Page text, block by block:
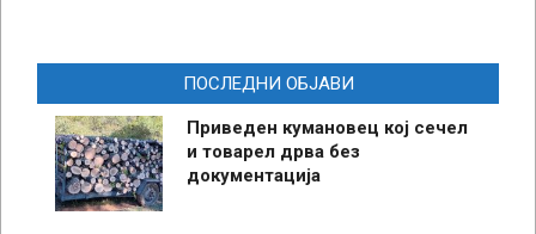
ПОСЛЕДНИ ОБЈАВИ
Приведен кумановец кој сечел
и товарел дрва без
документација